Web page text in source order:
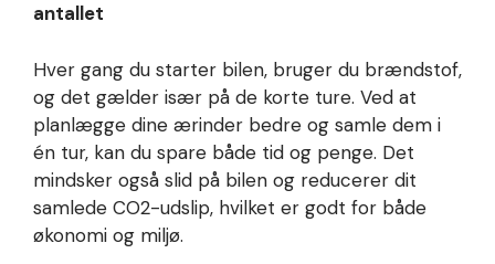
antallet
Hver gang du starter bilen, bruger du brændstof,
og det gælder især på de korte ture. Ved at
planlægge dine ærinder bedre og samle dem i
én tur, kan du spare både tid og penge. Det
mindsker også slid på bilen og reducerer dit
samlede CO2-udslip, hvilket er godt for både
økonomi og miljø.